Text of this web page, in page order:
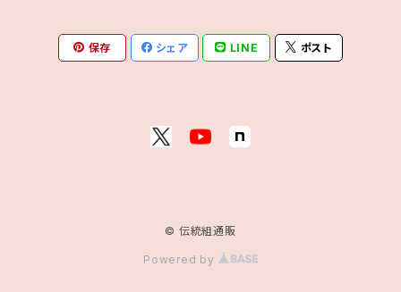
保存 シェア LINE ポスト
© 伝統組通販
Powered by